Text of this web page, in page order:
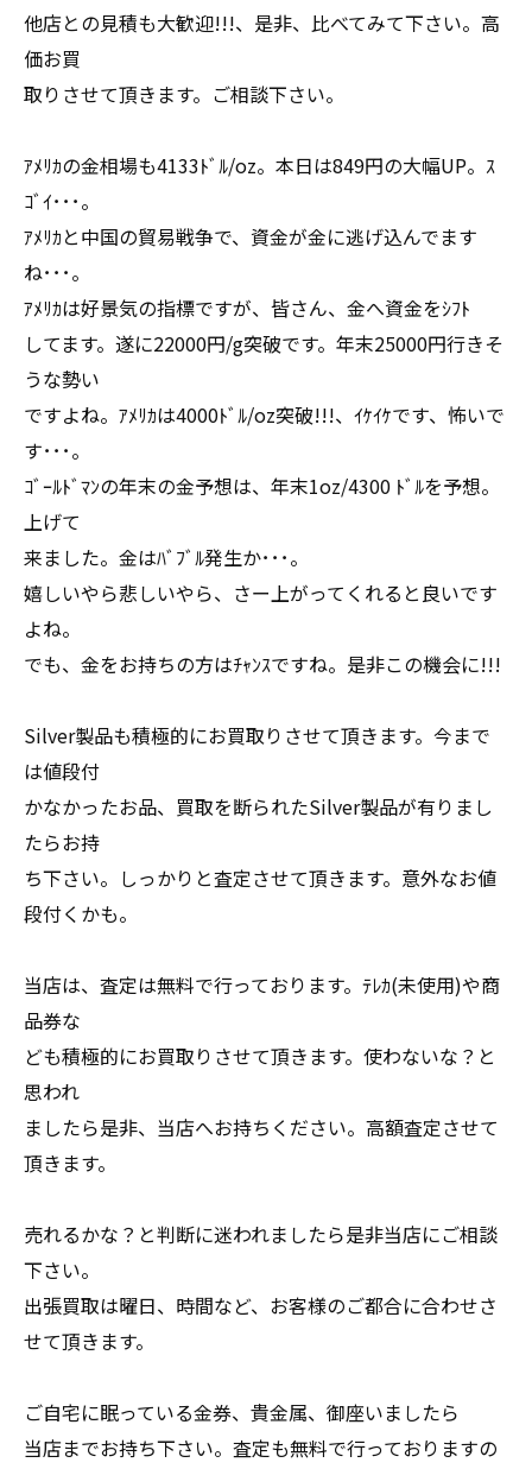
他店との見積も大歓迎!!!、是非、比べてみて下さい。高
価お買
取りさせて頂きます。ご相談下さい。
ｱﾒﾘｶの金相場も4133ﾄﾞﾙ/oz。本日は849円の大幅UP。ｽ
ｺﾞｲ･･･。
ｱﾒﾘｶと中国の貿易戦争で、資金が金に逃げ込んでます
ね･･･。
ｱﾒﾘｶは好景気の指標ですが、皆さん、金へ資金をｼﾌﾄ
してます。遂に22000円/g突破です。年末25000円行きそ
うな勢い
ですよね。ｱﾒﾘｶは4000ﾄﾞﾙ/oz突破!!!、ｲｹｲｹです、怖いで
す･･･。
ｺﾞｰﾙﾄﾞﾏﾝの年末の金予想は、年末1oz/4300 ﾄﾞﾙを予想。
上げて
来ました。金はﾊﾞﾌﾞﾙ発生か･･･。
嬉しいやら悲しいやら、さー上がってくれると良いです
よね。
でも、金をお持ちの方はﾁｬﾝｽですね。是非この機会に!!!
Silver製品も積極的にお買取りさせて頂きます。今まで
は値段付
かなかったお品、買取を断られたSilver製品が有りまし
たらお持
ち下さい。しっかりと査定させて頂きます。意外なお値
段付くかも。
当店は、査定は無料で行っております。ﾃﾚｶ(未使用)や商
品券な
ども積極的にお買取りさせて頂きます。使わないな？と
思われ
ましたら是非、当店へお持ちください。高額査定させて
頂きます。
売れるかな？と判断に迷われましたら是非当店にご相談
下さい。
出張買取は曜日、時間など、お客様のご都合に合わせさ
せて頂きます。
ご自宅に眠っている金券、貴金属、御座いましたら
当店までお持ち下さい。査定も無料で行っておりますの